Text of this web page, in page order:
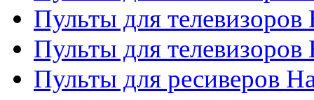
Пульты для телевизоров
Пульты для
Пульты для ресиверов